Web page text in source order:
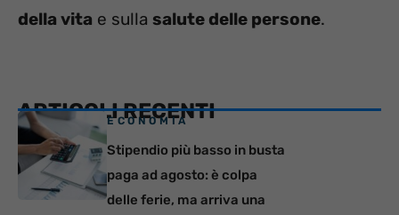
della vita e sulla salute delle persone.
ARTICOLI RECENTI
ECONOMIA
Stipendio più basso in busta
paga ad agosto: è colpa
delle ferie, ma arriva una